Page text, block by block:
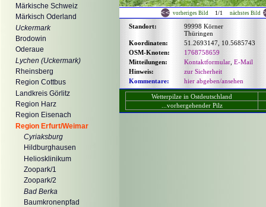
Märkische Schweiz
Märkisch Oderland
Uckermark
Brodowin
Oderaue
Lychen (Uckermark)
Rheinsberg
Region Cottbus
Landkreis Görlitz
Region Harz
Region Eisenach
Region Erfurt/Weimar
Cyriaksburg
Hildburghausen
Heliosklinikum
Zoopark/1
Zoopark/2
Bad Berka
Baumkronenpfad
vorheriges Bild 1/1 nächstes Bild
Standort:
99998 Körner
Thüringen
Koordinaten:
51.2693147, 10.5685743
OSM-Knoten:
1768758659
Mitteilungen:
Kontaktformular E-Mail
Hinweis:
zur Sicherheit
Kommentare:
hier abgeben/ansehen
Wetterpilze in Ostdeutschland
...vorhergehender Pilz